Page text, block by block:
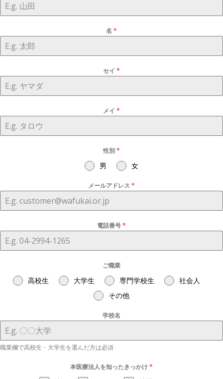
名 *
セイ *
メイ *
性別*
男 女
メールアドレス *
電話番号*
ご職業
高校生 大学生 専門学校生
社会人
その他
学校名
職業欄で高校生・大学生を選んだ方は必須
本医療法人を知ったきっかけ*